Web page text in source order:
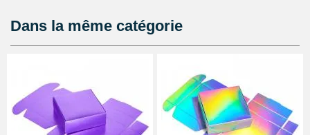
Dans la même catégorie